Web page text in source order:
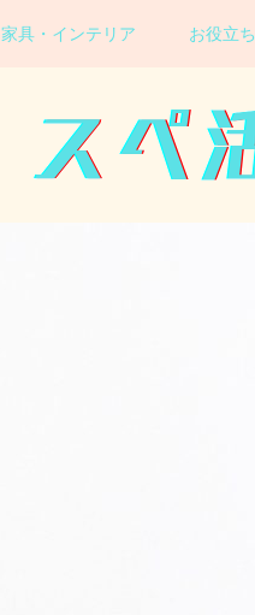
家具・インテリア お役立ち